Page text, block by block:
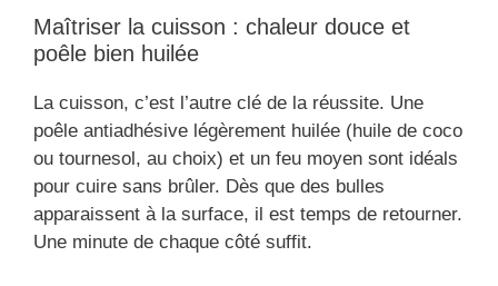
Maîtriser la cuisson : chaleur douce et
poêle bien huilée
La cuisson, c’est l’autre clé de la réussite. Une
poêle antiadhésive légèrement huilée (huile de coco
ou tournesol, au choix) et un feu moyen sont idéals
pour cuire sans brûler. Dès que des bulles
apparaissent à la surface, il est temps de retourner.
Une minute de chaque côté suffit.